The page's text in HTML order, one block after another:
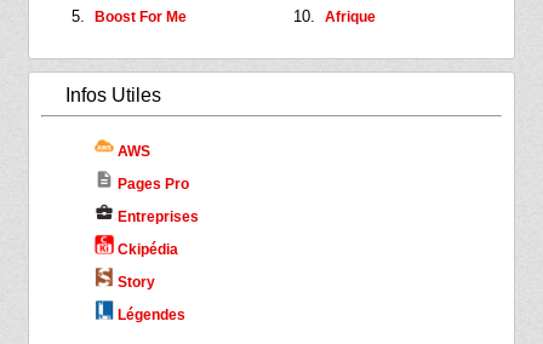
Boost For Me
Afrique
Infos Utiles
AWS
description Pages Pro
business_center Entreprises
Ckipédia
Story
Légendes